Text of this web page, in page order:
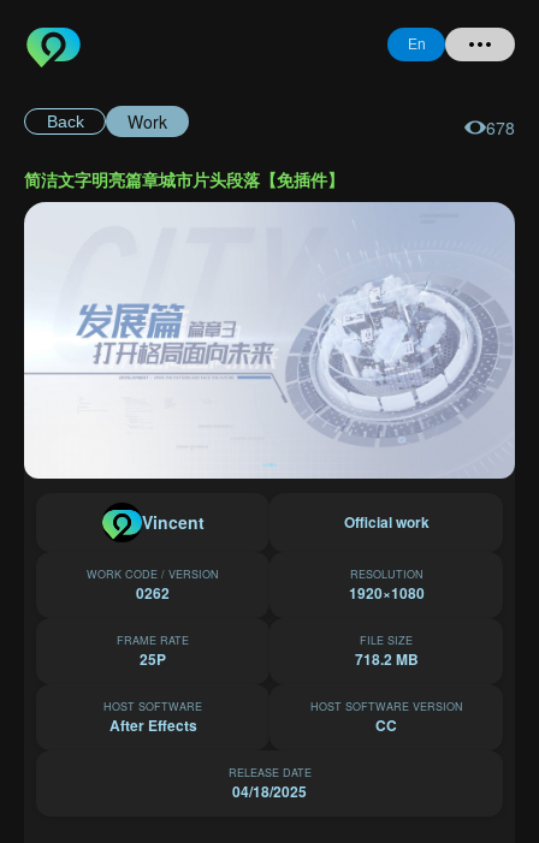
En
Register
Forgot
Password
Back Work 678
简洁文字明亮篇章城市片头段落【免插件】
Vincent Official work
WORK CODE / VERSION
0262
RESOLUTION
1920×1080
FRAME RATE
25P
FILE SIZE
718.2 MB
HOST SOFTWARE
After Effects
HOST SOFTWARE VERSION
CC
RELEASE DATE
04/18/2025